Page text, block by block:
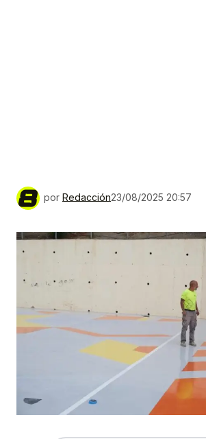
por Redacción23/08/2025 20:57